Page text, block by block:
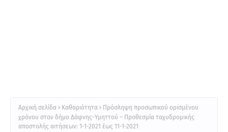
Αρχική σελίδα Καθαριότητα
Πρόσληψη προσωπικού ορισμένου
χρόνου στον δήμο Δάφνης-Υμηττού – Προθεσμία ταχυδρομικής
αποστολής αιτήσεων: 1-1-2021 έως 11-1-2021